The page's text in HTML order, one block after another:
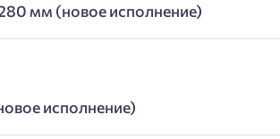
мм (новое исполнение)
исполнение)